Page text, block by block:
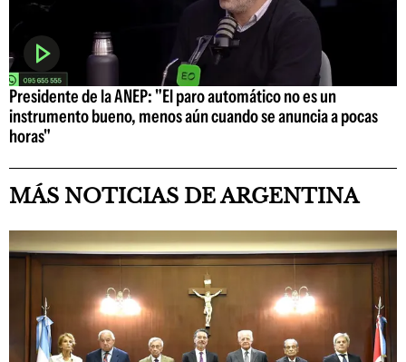
Presidente de la ANEP: "El paro automático no es un
instrumento bueno, menos aún cuando se anuncia a pocas
horas"
MÁS NOTICIAS DE ARGENTINA